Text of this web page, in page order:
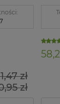
zł
zł